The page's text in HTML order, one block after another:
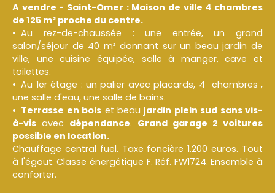
A vendre - Saint-Omer : Maison de ville 4 chambres
de 125 m² proche du centre.
Au rez-de-chaussée : une entrée, un grand
salon/séjour de 40 m² donnant sur un beau jardin de
ville, une cuisine équipée, salle à manger, cave et
toilettes.
Au 1er étage : un palier avec placards, 4 chambres ,
une salle d'eau, une salle de bains.
Terrasse en bois et beau jardin plein sud sans vis-
à-vis avec dépendance. Grand garage 2 voitures
possible en location.
Chauffage central fuel. Taxe foncière 1.200 euros. Tout
à l'égout. Classe énergétique F. Réf. FW1724. Ensemble à
conforter.